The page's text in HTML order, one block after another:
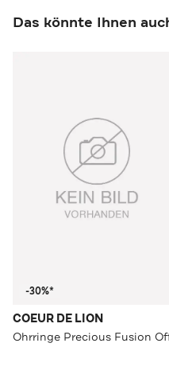
Das könnte Ihnen
-30%*
COEUR DE LION